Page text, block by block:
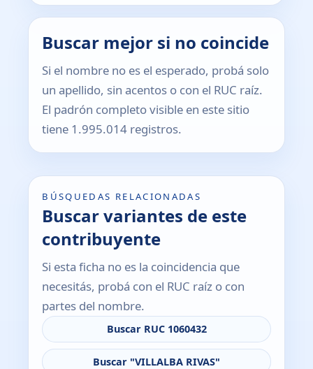
Buscar mejor si no coincide
Si el nombre no es el esperado, probá solo
un apellido, sin acentos o con el RUC raíz.
El padrón completo visible en este sitio
tiene 1.995.014 registros.
BÚSQUEDAS RELACIONADAS
Buscar variantes de este
contribuyente
Si esta ficha no es la coincidencia que
necesitás, probá con el RUC raíz o con
partes del nombre.
Buscar RUC 1060432
Buscar "VILLALBA RIVAS"